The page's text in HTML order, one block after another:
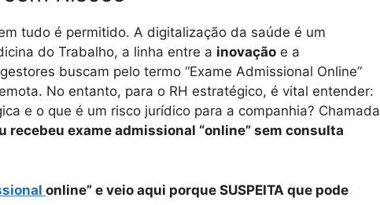
tudo é permitido. A digitalização da saúde é um
do Trabalho, a linha entre a inovação e a
buscam pelo termo “Exame Admissional Online”
No entanto, para o RH estratégico, é vital entender:
e o que é um risco jurídico para a companhia? Chamada
recebeu exame admissional “online” sem consulta
online” e veio aqui porque SUSPEITA que pode